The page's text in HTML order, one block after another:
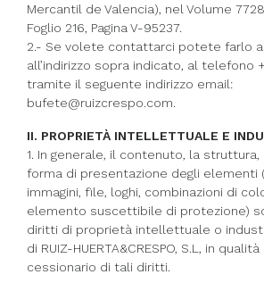
Mercantil de Valencia), nel Volume
Foglio 216, Pagina V-95237.
2.- Se volete contattarci potete farlo
all’indirizzo sopra indicato, al telefono
tramite il seguente indirizzo email:
bufete@ruizcrespo.com.
II. PROPRIETÀ INTELLETTUALE E
1. In generale, il contenuto, la struttura,
forma di presentazione degli elementi
immagini, file, loghi, combinazioni di
elemento suscettibile di protezione)
diritti di proprietà intellettuale o
di RUIZ-HUERTA&CRESPO, S.L, in
cessionario di tali diritti.